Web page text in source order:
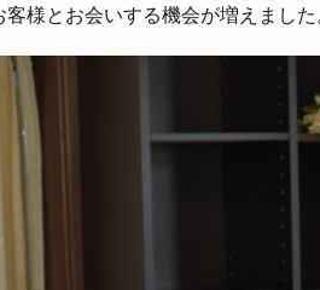
客様とお会いする機会が増えました